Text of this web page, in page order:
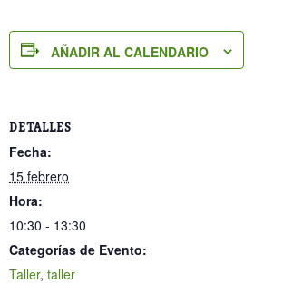
AÑADIR AL CALENDARIO
DETALLES
Fecha:
15 febrero
Hora:
10:30 - 13:30
Categorías de Evento:
Taller, taller